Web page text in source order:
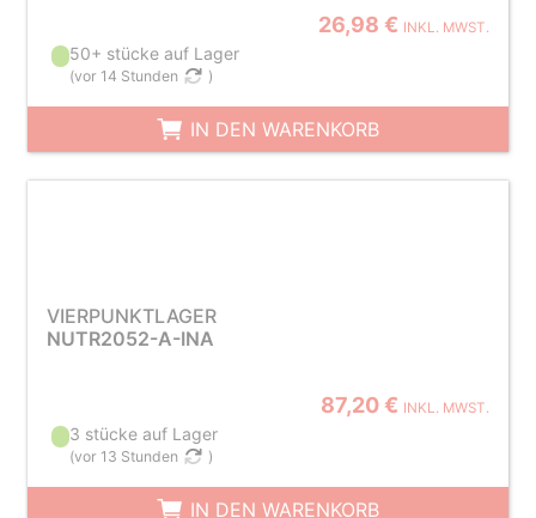
26,98 € INKL. MWST.
50+ stücke auf Lager
(vor 14 Stunden )
IN DEN WARENKORB
VIERPUNKTLAGER
NUTR2052-A-INA
87,20 € INKL. MWST.
3 stücke auf Lager
(vor 13 Stunden )
IN DEN WARENKORB